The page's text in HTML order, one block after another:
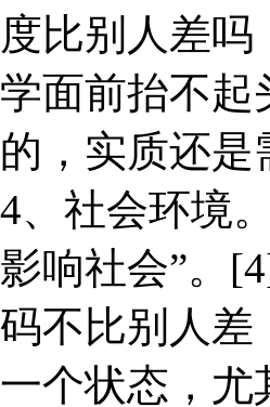
度比别人差
学面前抬不起
的，实质还是
4、社会环境
影响社会”。
码不比别人差
一个状态，尤